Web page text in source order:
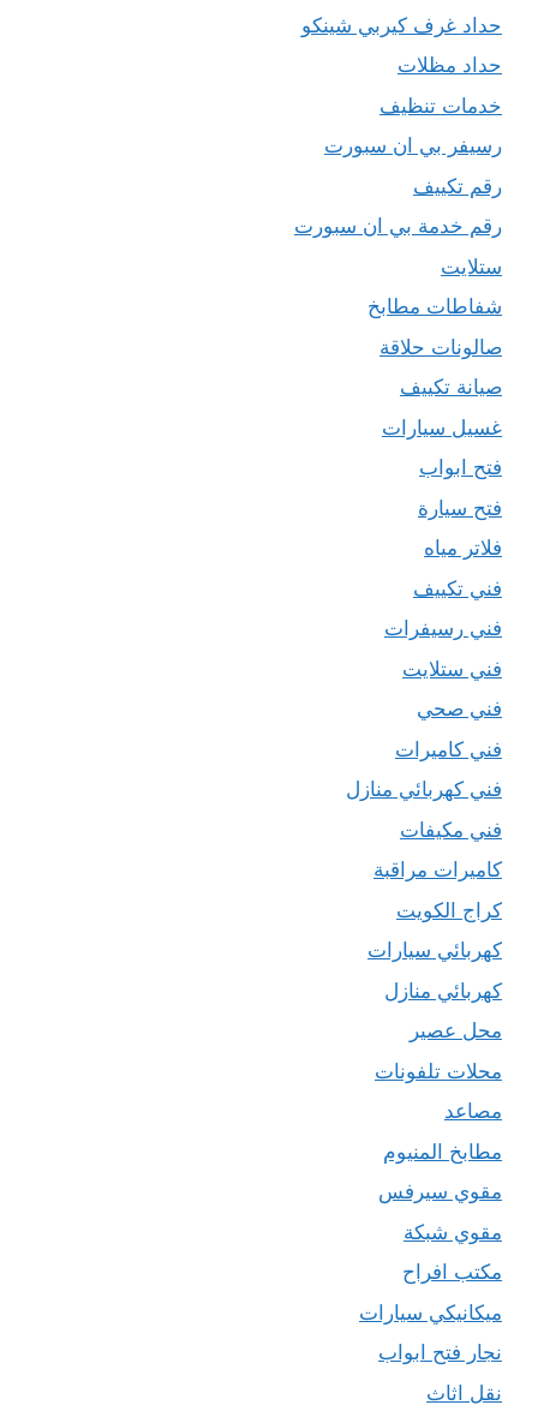
حداد غرف كيربي شينكو
حداد مظلات
خدمات تنظيف
رسيفر بي ان سبورت
رقم تكييف
رقم خدمة بي ان سبورت
ستلايت
شفاطات مطابخ
صالونات حلاقة
صيانة تكييف
غسيل سيارات
فتح ابواب
فتح سيارة
فلاتر مياه
فني تكييف
فني رسيفرات
فني ستلايت
فني صحي
فني كاميرات
فني كهربائي منازل
فني مكيفات
كاميرات مراقبة
كراج الكويت
كهربائي سيارات
كهربائي منازل
محل عصير
محلات تلفونات
مصاعد
مطابخ المنيوم
مقوي سيرفس
مقوي شبكة
مكتب افراح
ميكانيكي سيارات
نجار فتح ابواب
نقل اثاث